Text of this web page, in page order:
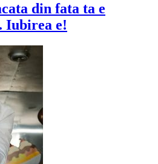
din fata ta e
Iubirea e!